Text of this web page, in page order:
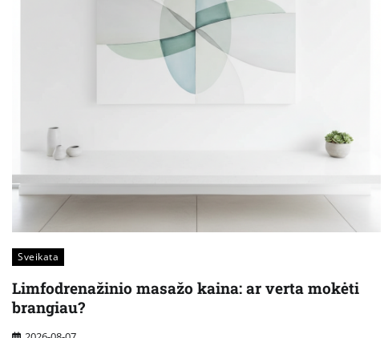
Sveikata
Limfodrenažinio masažo kaina: ar verta mokėti
brangiau?